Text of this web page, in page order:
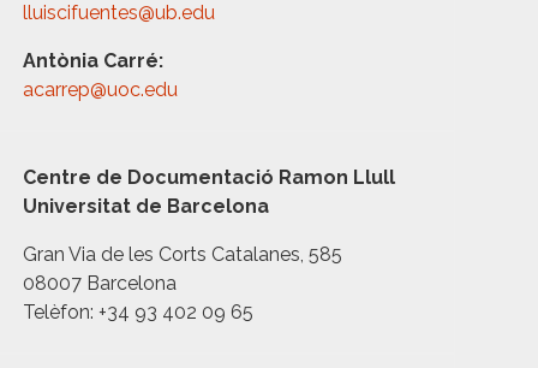
lluiscifuentes@ub.edu
Antònia Carré:
acarrep@uoc.edu
Centre de Documentació Ramon Llull
Universitat de Barcelona
Gran Via de les Corts Catalanes, 585
08007 Barcelona
Telèfon: +34 93 402 09 65